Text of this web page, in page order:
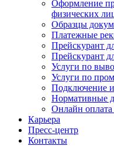
Оформление
физических
Образцы
Платежные
Прейскурант
Прейскурант
Услуги по
Услуги по
Подключение
Нормативные
Онлайн оплата
Карьера
Пресс-центр
Контакты